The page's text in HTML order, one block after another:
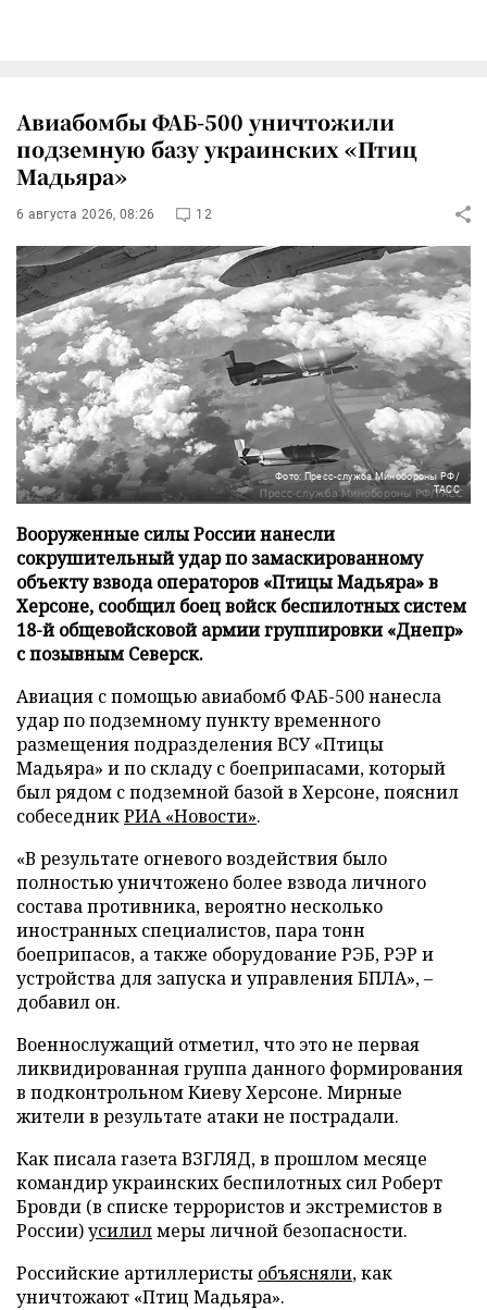
Авиабомбы ФАБ-500 уничтожили
подземную базу украинских «Птиц
Мадьяра»
6 августа 2026, 08:26 12
Фото: Пресс-служба Минобороны РФ/
ТАСС
Вооруженные силы России нанесли
сокрушительный удар по замаскированному
объекту взвода операторов «Птицы Мадьяра» в
Херсоне, сообщил боец войск беспилотных систем
18-й общевойсковой армии группировки «Днепр»
с позывным Северск.
Авиация с помощью авиабомб ФАБ-500 нанесла
удар по подземному пункту временного
размещения подразделения ВСУ «Птицы
Мадьяра» и по складу с боеприпасами, который
был рядом с подземной базой в Херсоне, пояснил
собеседникРИА «Новости».
«В результате огневого воздействия было
полностью уничтожено более взвода личного
состава противника, вероятно несколько
иностранных специалистов, пара тонн
боеприпасов, а также оборудование РЭБ, РЭР и
устройства для запуска и управления БПЛА», –
добавил он.
Военнослужащий отметил, что это не первая
ликвидированная группа данного формирования
в подконтрольном Киеву Херсоне. Мирные
жители в результате атаки не пострадали.
Как писала газета ВЗГЛЯД, в прошлом месяце
командир украинских беспилотных сил Роберт
Бровди (в списке террористов и экстремистов в
России)усилилмеры личной безопасности.
Российские артиллеристы объясняли, как
уничтожают «Птиц Мадьяра».